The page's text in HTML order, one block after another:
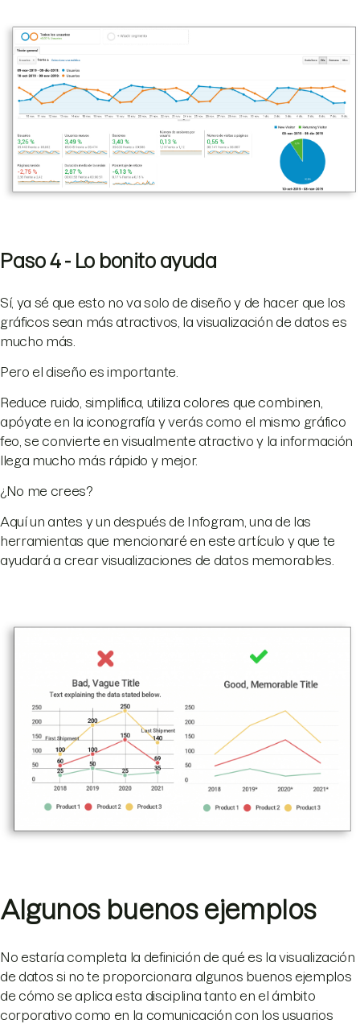
Paso 4 - Lo bonito ayuda
Sí, ya sé que esto no va solo de diseño y de hacer que los
gráficos sean más atractivos, la visualización de datos es
mucho más.
Pero el diseño es importante.
Reduce ruido, simplifica, utiliza colores que combinen,
apóyate en la iconografía y verás como el mismo gráfico
feo, se convierte en visualmente atractivo y la información
llega mucho más rápido y mejor.
¿No me crees?
Aquí un antes y un después de Infogram, una de las
herramientas que mencionaré en este artículo y que te
ayudará a crear visualizaciones de datos memorables.
Algunos buenos ejemplos
No estaría completa la definición de qué es la visualización
de datos si no te proporcionara algunos buenos ejemplos
de cómo se aplica esta disciplina tanto en el ámbito
corporativo como en la comunicación con los usuarios